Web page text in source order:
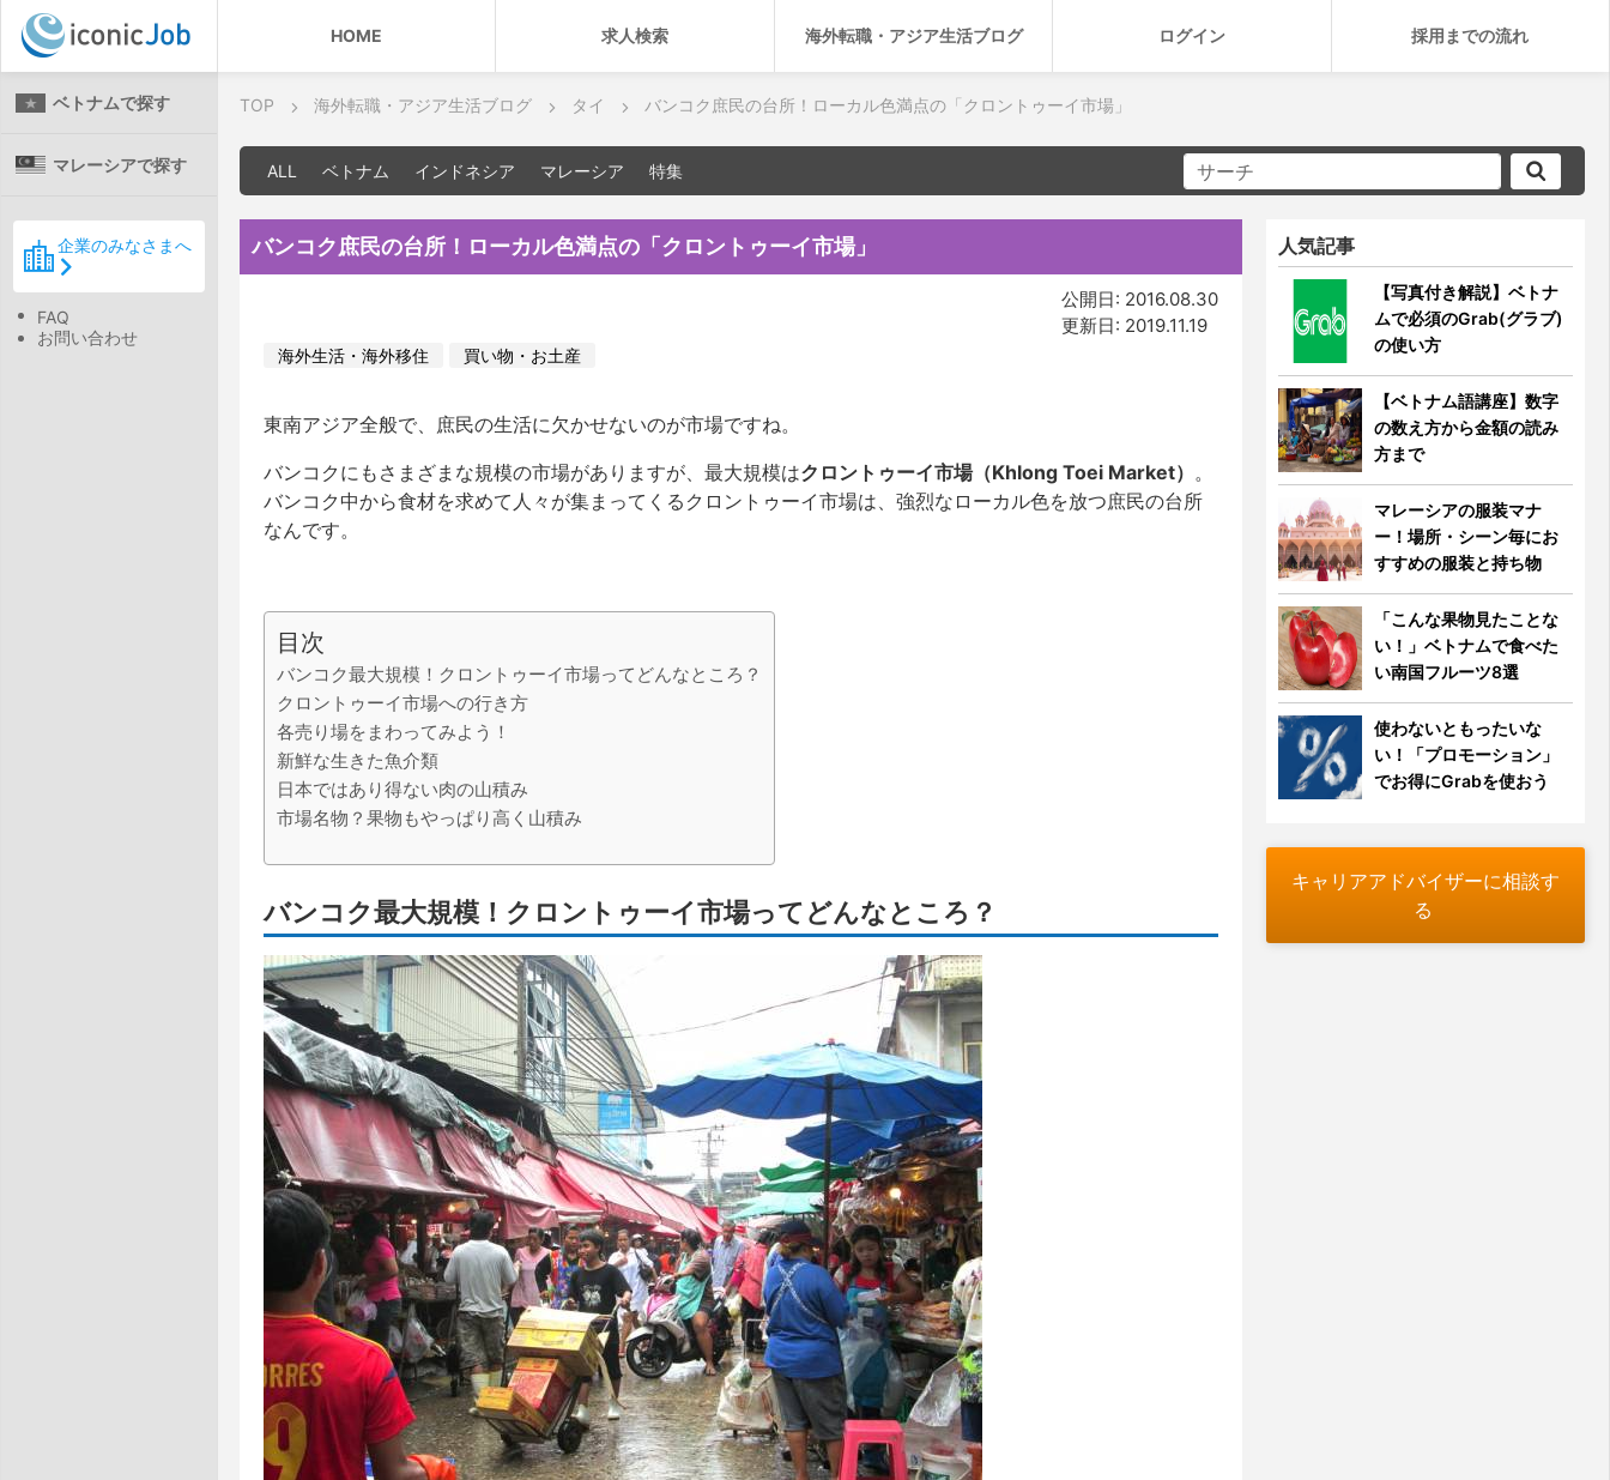
HOME 求人検索 海外転職・アジア生活ブログ ログイン 採用までの流れ
ベトナムで探す
マレーシアで探す
企業のみなさまへ
FAQ
お問い合わせ
TOP 海外転職・アジア生活ブログ タイ バンコク庶民の台所！ローカル色満点の「クロントゥーイ市場」
ALL ベトナム インドネシア マレーシア 特集
バンコク庶民の台所！ローカル色満点の「クロントゥーイ市場」
公開日: 2016.08.30
更新日: 2019.11.19
海外生活・海外移住 買い物・お土産
東南アジア全般で、庶民の生活に欠かせないのが市場ですね。
バンコクにもさまざまな規模の市場がありますが、最大規模はクロントゥーイ市場（Khlong Toei Market） 。
バンコク中から食材を求めて人々が集まってくるクロントゥーイ市場は、強烈なローカル色を放つ庶民の台所
なんです。
目次
バンコク最大規模！クロントゥーイ市場ってどんなところ？
クロントゥーイ市場への行き方
各売り場をまわってみよう！
新鮮な生きた魚介類
日本ではあり得ない肉の山積み
市場名物？果物もやっぱり高く山積み
バンコク最大規模！クロントゥーイ市場ってどんなところ？
人気記事
【写真付き解説】ベトナ
ムで必須のGrab(グラブ)
の使い方
【ベトナム語講座】数字
の数え方から金額の読み
方まで
マレーシアの服装マナ
ー！場所・シーン毎にお
すすめの服装と持ち物
「こんな果物見たことな
い！」ベトナムで食べた
い南国フルーツ8選
使わないともったいな
い！「プロモーション」
でお得にGrabを使おう
キャリアアドバイザーに相談す
る